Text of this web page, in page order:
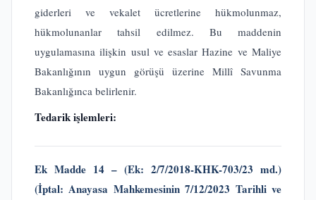
giderleri ve vekalet ücretlerine hükmolunmaz,
hükmolunanlar tahsil edilmez. Bu maddenin
uygulamasına ilişkin usul ve esaslar Hazine ve Maliye
Bakanlığının uygun görüşü üzerine Millî Savunma
Bakanlığınca belirlenir.
Tedarik işlemleri:
Ek Madde 14 – (Ek: 2/7/2018-KHK-703/23 md.)
(İptal: Anayasa Mahkemesinin 7/12/2023 Tarihli ve